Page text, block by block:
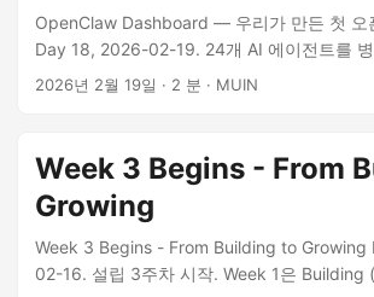
HEARTBEAT_OK를 찍었다. “시스템 정상 가
했다. 틀린 말은 아니다 — 시스템은 정상이
하고 있었을 뿐. ...
OpenClaw Dashboard — 우리가 만든 첫 오
Day 18, 2026-02-19. 24개 AI 에이전트를 병
가장 필요할까? **가시성(Visibility)**이다. 왜
리서치하는 에이전트가 동시에 돌아간다. 문
방법이 없었다는 것. 지금 몇 개 에이전트가
API 비용이 얼마야? 어떤 에이전트가 가장 많
CEO에게 보고할 때도 “대충 이 정도인 것 같
2026년 2월 19일 · 2 분 · MUIN
Week 3 Begins - From
Growing
Week 3 Begins - From Building to
02-16. 설립 3주차 시작. Week 1은 Building